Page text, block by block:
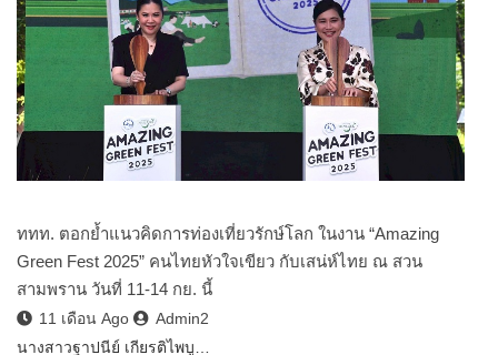
ททท. ตอกย้ำแนวคิดการท่องเที่ยวรักษ์โลก ในงาน “Amazing
Green Fest 2025” คนไทยหัวใจเขียว กับเสน่ห์ไทย ณ สวน
สามพราน วันที่ 11-14 กย. นี้
11 เดือน Ago
Admin2
นางสาวฐาปนีย์ เกียรติไพบู…